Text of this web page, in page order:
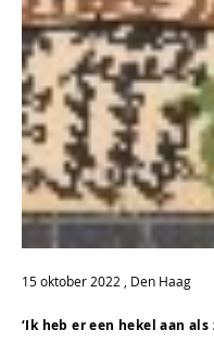
15 oktober 2022 , Den Haag
‘Ik heb er een hekel aan